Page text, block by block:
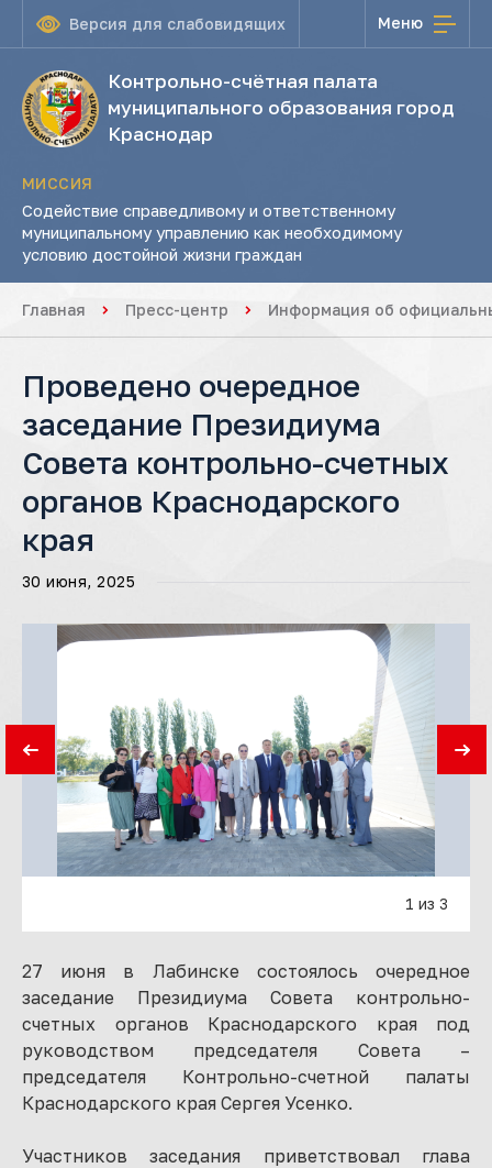
Версия для слабовидящих Меню
Контрольно-счётная палата
муниципального образования город
Краснодар
МИССИЯ
Содействие справедливому и ответственному
муниципальному управлению как необходимому
условию достойной жизни граждан
Главная Пресс-центр Информация об
Проведено очередное
заседание Президиума
Совета контрольно-счетных
органов Краснодарского
края
30 июня, 2025
1 из 3
27 июня в Лабинске состоялось очередное
заседание Президиума Совета контрольно-
счетных органов Краснодарского края под
руководством председателя Совета –
председателя Контрольно-счетной палаты
Краснодарского края Сергея Усенко.
Участников заседания приветствовал глава